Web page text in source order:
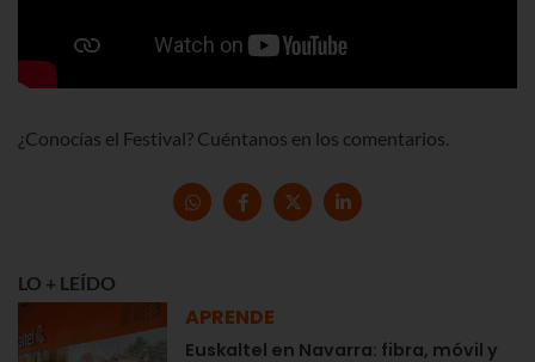
¿Conocías el Festival? Cuéntanos en los comentarios.
LO + LEÍDO
APRENDE
Euskaltel en Navarra: fibra, móvil y